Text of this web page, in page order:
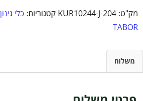
מק"ט: KUR10244-J-204 קטגוריות: כלי גינון
TABOR
משלוח